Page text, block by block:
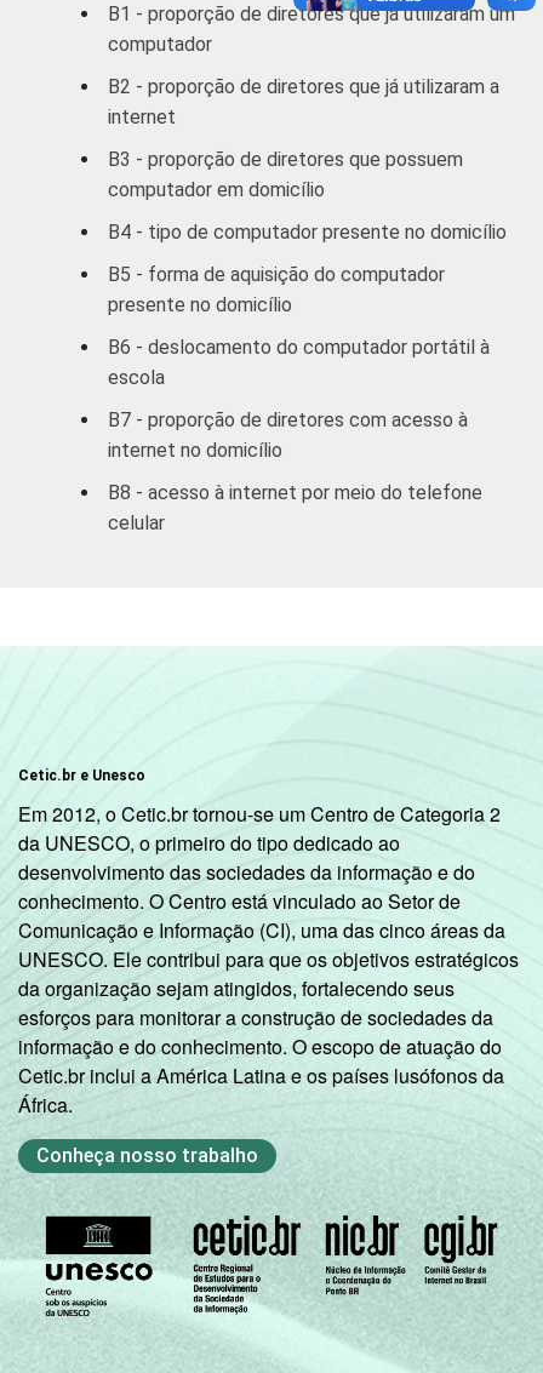
Sul 100
DEPENDÊNCIA
Municipal 100 -
Estadual 100
COMPUTADOR
INSTALADO NO
INFORMÁTICA
Tem 99 1
Não tem 100
INTERNET
INSTALADA NO
Tem 99 1
Base: 497 diretores.
B1 - proporção de diretores que já utilizaram um
computador
B2 - proporção de diretores que já utilizaram a
internet
B3 - proporção de diretores que possuem
computador em domicílio
B4 - tipo de computador presente no domicílio
B5 - forma de aquisição do computador
presente no domicílio
B6 - deslocamento do computador portátil à
escola
B7 - proporção de diretores com acesso à
internet no domicílio
B8 - acesso à internet por meio do telefone
celular
Cetic.br e Unesco
Em 2012, o Cetic.br tornou-se um Centro de Categoria 2
da UNESCO, o primeiro do tipo dedicado ao
desenvolvimento das sociedades da informação e do
conhecimento. O Centro está vinculado ao Setor de
Comunicação e Informação (CI), uma das cinco áreas da
UNESCO. Ele contribui para que os objetivos estratégicos
da organização sejam atingidos, fortalecendo seus
esforços para monitorar a construção de sociedades da
informação e do conhecimento. O escopo de atuação do
Cetic.br inclui a América Latina e os países lusófonos da
África.
Conheça nosso trabalho